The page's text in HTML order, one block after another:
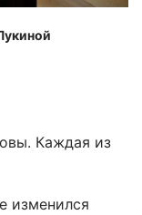
Каждая из
изменился